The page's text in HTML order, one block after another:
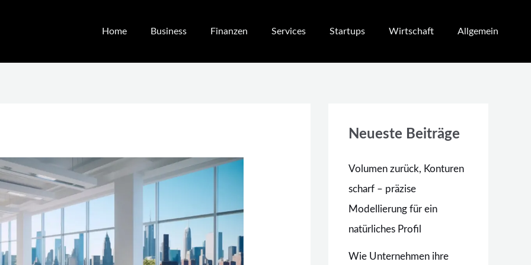
Home Business Finanzen Services Startups Wirtschaft Allgemein
Neueste Beiträge
Volumen zurück, Konturen
scharf – präzise
Modellierung für ein
natürliches Profil
Wie Unternehmen ihre